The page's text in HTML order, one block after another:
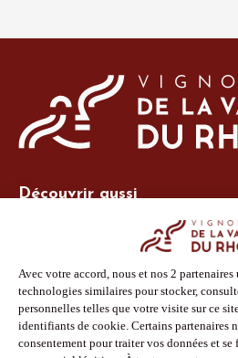
Découvrir aussi
Espace adhérent
Espace presse
Phototèque
Suivez-nous
Facebook